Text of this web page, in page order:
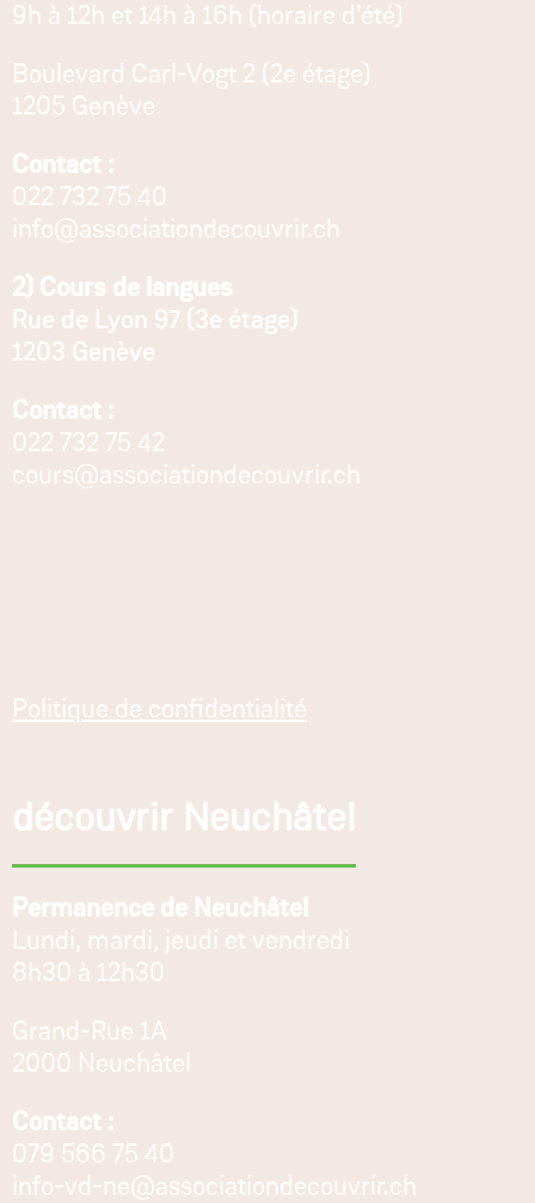
9h à 12h et 14h à 16h (horaire d’été)
Boulevard Carl-Vogt 2 (2e étage)
1205 Genève
Contact :
022 732 75 40
info@associationdecouvrir.ch
2) Cours de langues
Rue de Lyon 97 (3e étage)
1203 Genève
Contact :
022 732 75 42
cours@associationdecouvrir.ch
Politique de confidentialité
découvrir Neuchâtel
Permanence de Neuchâtel
Lundi, mardi, jeudi et vendredi
8h30 à 12h30
Grand-Rue 1A
2000 Neuchâtel
Contact :
079 566 75 40
info-vd-ne@associationdecouvrir.ch